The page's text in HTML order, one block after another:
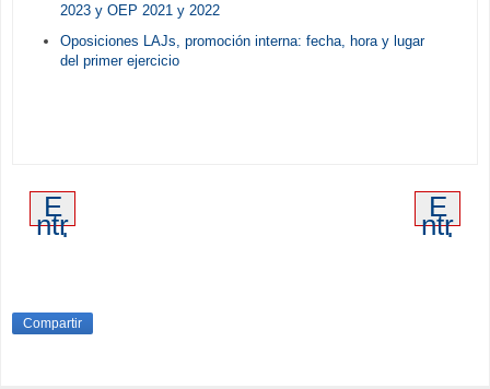
2023 y OEP 2021 y 2022
Oposiciones LAJs, promoción interna: fecha, hora y lugar
del primer ejercicio
E
ntr
ad
re
ci
E
ntr
ad
Compartir